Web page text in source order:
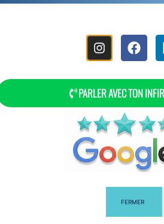
Les Pellicules Dans
PARLER AVEC TON
FERMER